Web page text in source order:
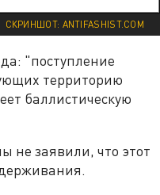
СКРИНШОТ: ANTIFASHIST.COM
"поступление
территорию
баллистическую
не заявили, что этот